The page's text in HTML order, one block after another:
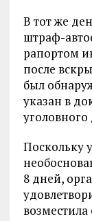
В тот же
штраф-
рапортом
после
был
указан в
Поскольку
8 дней,